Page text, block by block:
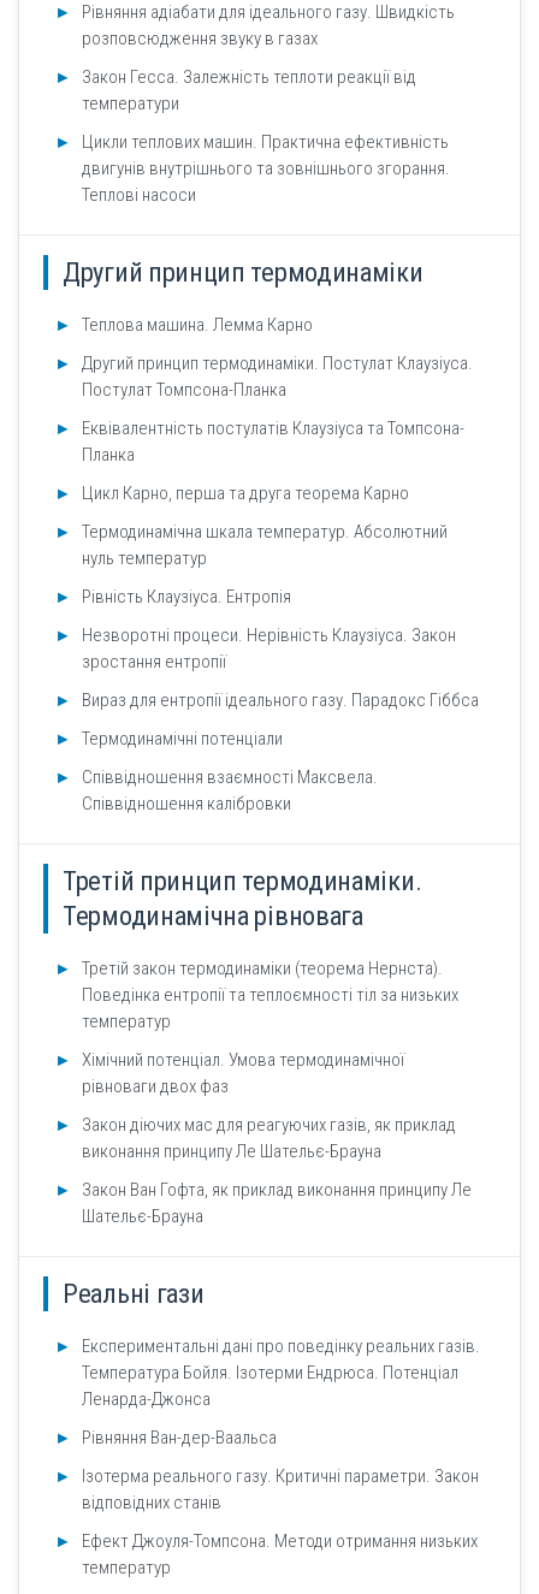
Рівняння адіабати для ідеального газу. Швидкість
розповсюдження звуку в газах
Закон Гесса. Залежність теплоти реакції від
температури
Цикли теплових машин. Практична ефективність
двигунів внутрішнього та зовнішнього згорання.
Теплові насоси
Другий принцип термодинаміки
Теплова машина. Лемма Карно
Другий принцип термодинаміки. Постулат Клаузіуса.
Постулат Томпсона-Планка
Еквівалентність постулатів Клаузіуса та Томпсона-
Планка
Цикл Карно, перша та друга теорема Карно
Термодинамічна шкала температур. Абсолютний
нуль температур
Рівність Клаузіуса. Ентропія
Незворотні процеси. Нерівність Клаузіуса. Закон
зростання ентропії
Вираз для ентропії ідеального газу. Парадокс Гіббса
Термодинамічні потенціали
Співвідношення взаємності Максвела.
Співвідношення калібровки
Третій принцип термодинаміки.
Термодинамічна рівновага
Третій закон термодинаміки (теорема Нернста).
Поведінка ентропії та теплоємності тіл за низьких
температур
Хімічний потенціал. Умова термодинамічної
рівноваги двох фаз
Закон діючих мас для реагуючих газів, як приклад
виконання принципу Ле Шательє-Брауна
Закон Ван Гофта, як приклад виконання принципу Ле
Шательє-Брауна
Реальні гази
Експериментальні дані про поведінку реальних газів.
Температура Бойля. Ізотерми Ендрюса. Потенціал
Ленарда-Джонса
Рівняння Ван-дер-Ваальса
Ізотерма реального газу. Критичні параметри. Закон
відповідних станів
Ефект Джоуля-Томпсона. Методи отримання низьких
температур